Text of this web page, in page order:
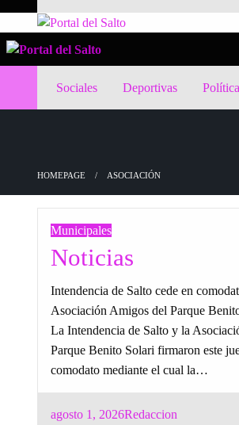
contentPortal del
Noticias del norte del país.
Portal del Salto
Noticias del norte del país.
Sociales
Deportivas
HOMEPAGE ASOCIACIÓN
Municipales
Noticias
Intendencia de Salto cede en
Asociación Amigos del Parque
La Intendencia de Salto y la
Parque Benito Solari firmaron este
comodato mediante el cual la…
Posted
agosto 1, 2026Redaccion